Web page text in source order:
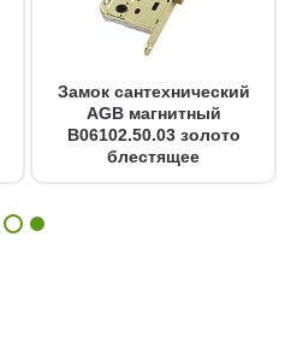
Замок сантехнический
AGB магнитный
B06102.50.03 золото
блестящее